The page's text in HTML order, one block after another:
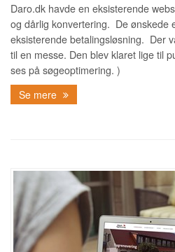
Daro.dk havde en eksisterende
og dårlig konvertering. De ønskede
eksisterende betalingsløsning. Der
til en messe. Den blev klaret lige til
ses på søgeoptimering. )
Se mere